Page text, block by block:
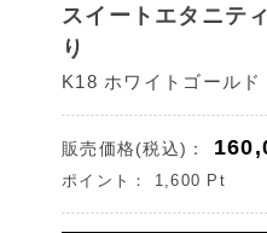
スイートエタニテ
り
K18 ホワイトゴール
販売価格(税込)：
ポイント： 1,600 Pt